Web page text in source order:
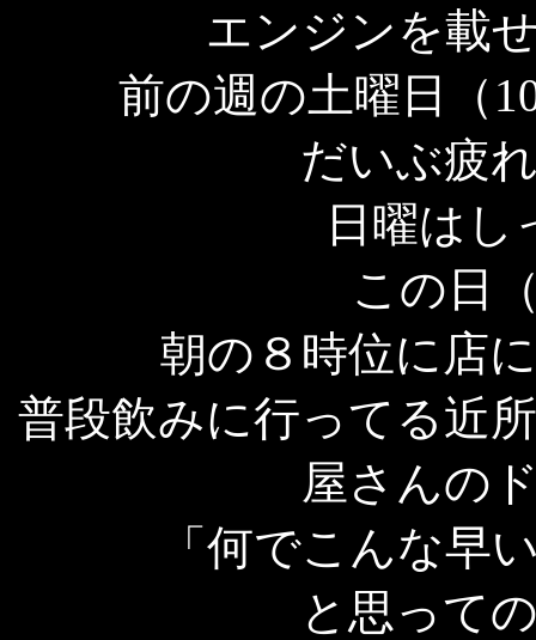
エンジンを載
前の週の土曜日（
だいぶ疲
日曜はし
この日
朝の８時位に店
普段飲みに行ってる近
屋さんの
「何でこんな早
と思って